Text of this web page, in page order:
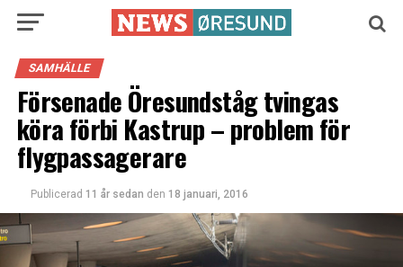
SAMHÄLLE
Försenade Öresundståg tvingas
köra förbi Kastrup – problem för
flygpassagerare
Publicerad 11 år sedan den 18 januari, 2016